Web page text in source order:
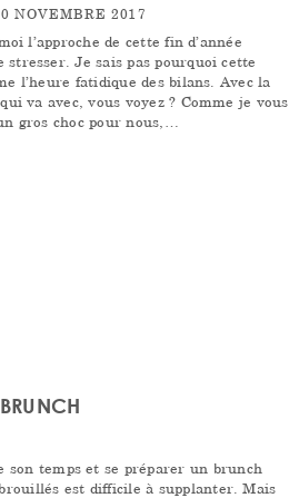
NOVEMBRE 2017
l’approche de cette fin d’année
stresser. Je sais pas pourquoi cette
l’heure fatidique des bilans. Avec la
va avec, vous voyez ? Comme je vous
gros choc pour nous,…
son temps et se préparer un brunch
est difficile à supplanter. Mais